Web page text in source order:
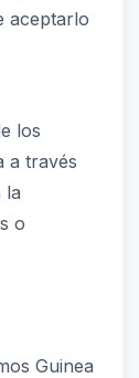
aceptarlo
los
a través
la
o
Guinea